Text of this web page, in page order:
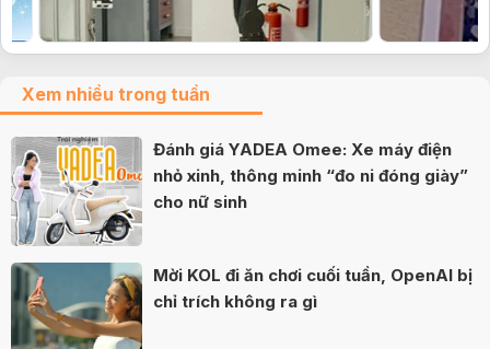
Xem nhiều trong tuần
Đánh giá YADEA Omee: Xe máy điện
nhỏ xinh, thông minh “đo ni đóng giày”
cho nữ sinh
Mời KOL đi ăn chơi cuối tuần, OpenAI bị
chỉ trích không ra gì